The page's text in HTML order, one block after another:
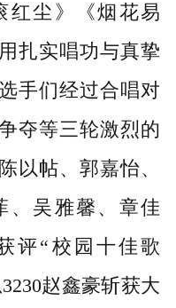
红尘》《烟花易
扎实唱功与真挚
手们经过合唱对
夺等三轮激烈的
以帖、郭嘉怡、
、吴雅馨、章佳
评“校园十佳歌
赵鑫豪斩获大